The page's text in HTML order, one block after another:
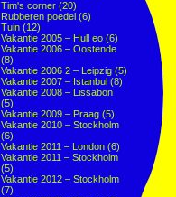
Tim's corner (20)
Rubberen poedel (6)
Tuin (12)
Vakantie 2005 – Hull eo (6)
Vakantie 2006 – Oostende
(8)
Vakantie 2006 2 – Leipzig (5)
Vakantie 2007 – Istanbul (8)
Vakantie 2008 – Lissabon
(5)
Vakantie 2009 – Praag (5)
Vakantie 2010 – Stockholm
(6)
Vakantie 2011 – London (6)
Vakantie 2011 – Stockholm
(5)
Vakantie 2012 – Stockholm
(7)